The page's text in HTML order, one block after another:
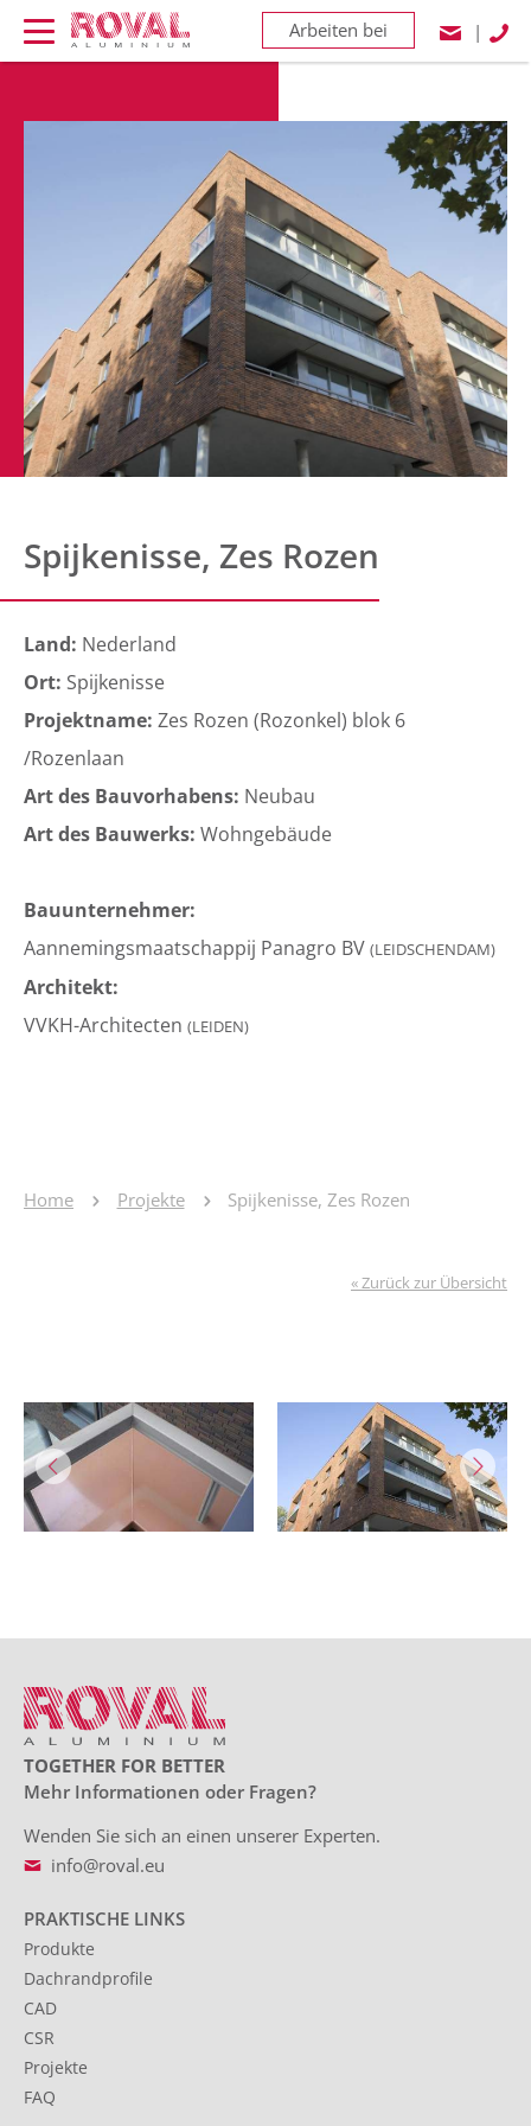
Arbeiten bei |
Spijkenisse, Zes Rozen
Land: Nederland
Ort: Spijkenisse
Projektname: Zes Rozen (Rozonkel) blok 6
/Rozenlaan
Art des Bauvorhabens: Neubau
Art des Bauwerks: Wohngebäude
Bauunternehmer:
Aannemingsmaatschappij Panagro BV (LEIDSCHENDAM)
Architekt:
VVKH-Architecten (LEIDEN)
Home Projekte Spijkenisse, Zes Rozen
« Zurück zur Übersicht
TOGETHER FOR BETTER
Mehr Informationen oder Fragen?
Wenden Sie sich an einen unserer Experten.
info@roval.eu
PRAKTISCHE LINKS
Produkte
Dachrandprofile
CAD
CSR
Projekte
FAQ